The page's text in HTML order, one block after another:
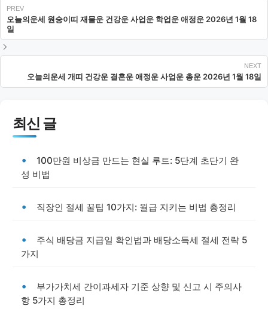
오늘의운세 원숭이띠 재물운 건강운 사업운 학업운 애정운 2026년 1월 18
일
오늘의운세 개띠 건강운 결혼운 애정운 사업운 총운 2026년 1월 18일
최신 글
100만원 비상금 만드는 현실 루트: 5단계 초단기 완
성 비법
직장인 절세 꿀팁 10가지: 월급 지키는 비법 총정리
주식 배당금 지급일 확인법과 배당소득세 절세 전략 5
가지
부가가치세 간이과세자 기준 상향 및 신고 시 주의사
항 5가지 총정리